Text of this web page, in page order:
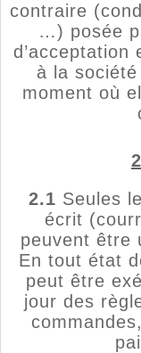
contraire
…) posée
d’acceptation
à la
moment où
2.1 Seules
écrit
peuvent être
En tout état
peut être
jour des